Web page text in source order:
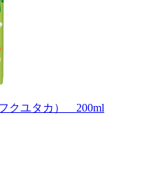
クユタカ） 200ml